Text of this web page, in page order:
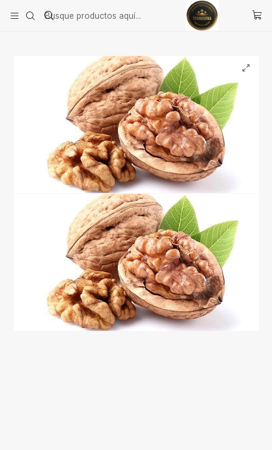
Inicio Alimentación Saludable
Frutos Secos & Deshidratados
Nueces Mariposa 200 Gramos